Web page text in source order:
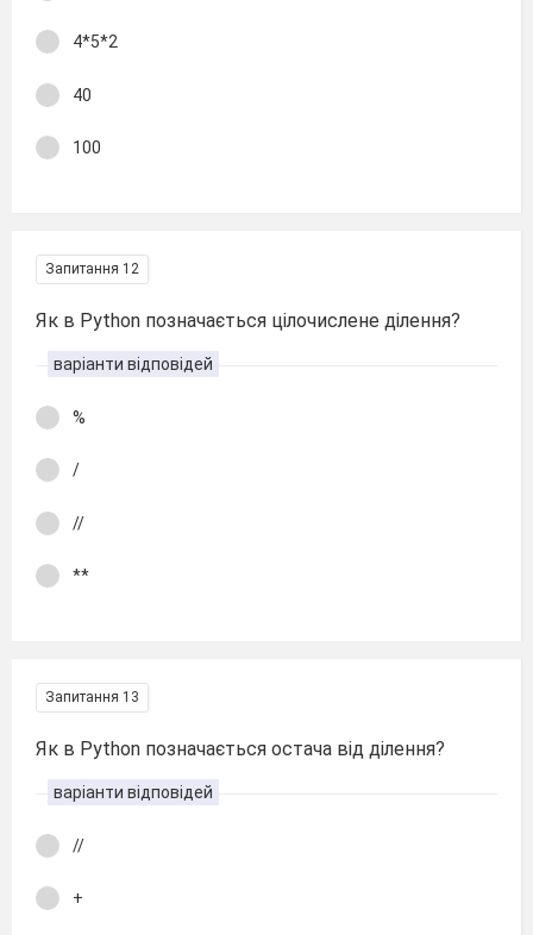
4*5*2
40
100
Запитання 12
Як в Python позначається цілочислене ділення?
варіанти відповідей
%
/
//
**
Запитання 13
Як в Python позначається остача від ділення?
варіанти відповідей
//
+